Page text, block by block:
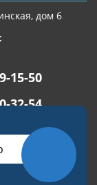
дом 6
15-50
32-54
сайта
«СТРОИМ САЙТ»